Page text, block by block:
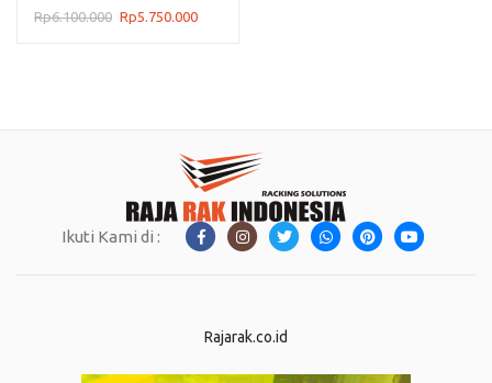
KAPASITAS 500 KG
Rp6.100.000 Harga
Rp5.750.000Harga
Ikuti Kami di :
Rajarak.co.id